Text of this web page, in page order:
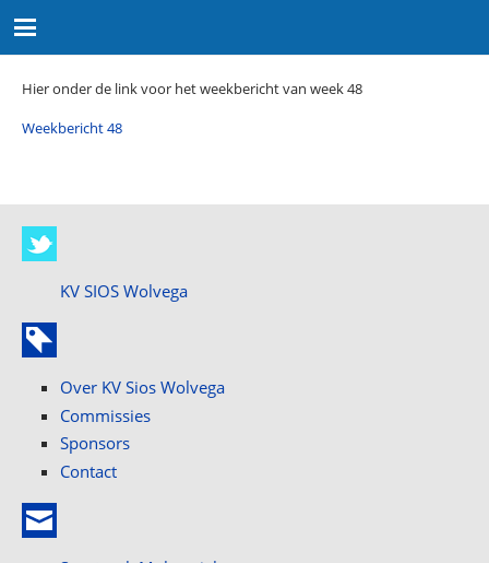
Hier onder de link voor het weekbericht van week 48
Weekbericht 48
KV SIOS Wolvega
Over KV Sios Wolvega
Commissies
Sponsors
Contact